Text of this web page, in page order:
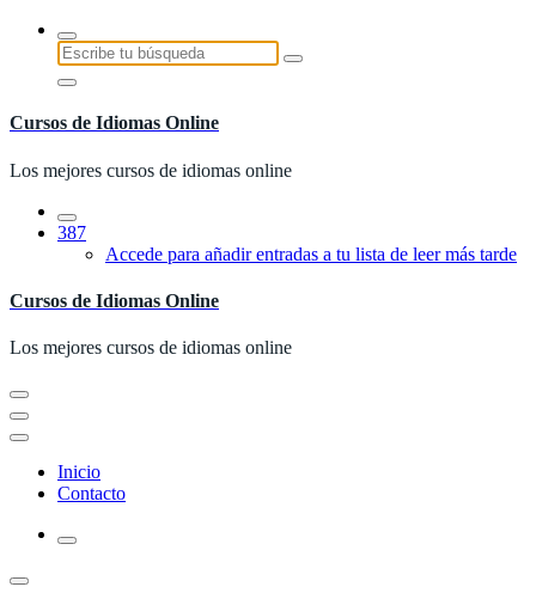
Saltar
contenido
Buscar:
Cursos de Idiomas Online
Los mejores cursos de idiomas online
387
Accede para añadir entradas a tu lista de leer más tarde
Cursos de Idiomas Online
Los mejores cursos de idiomas online
Inicio
Contacto